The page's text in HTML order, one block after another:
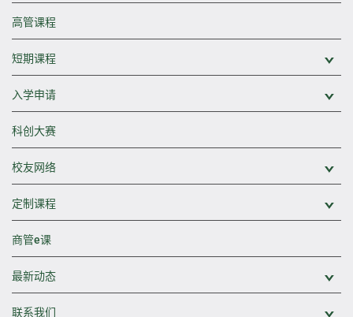
高管课程
短期课程
入学申请
科创大赛
校友网络
定制课程
商管e课
最新动态
联系我们